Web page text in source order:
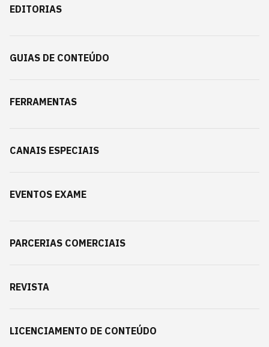
EDITORIAS
GUIAS DE CONTEÚDO
FERRAMENTAS
CANAIS ESPECIAIS
EVENTOS EXAME
PARCERIAS COMERCIAIS
REVISTA
LICENCIAMENTO DE CONTEÚDO